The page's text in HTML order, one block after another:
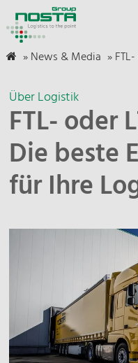
»News & Media »
Über Logistik
FTL- oder
Die beste
für Ihre